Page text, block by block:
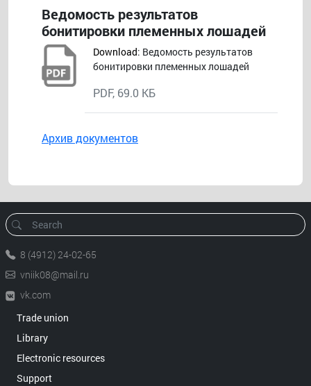
Ведомость результатов
бонитировки племенных лошадей
Download: Ведомость результатов
бонитировки племенных лошадей
PDF, 69.0 КБ
Архив документов
8 (4912) 24-02-65
vniik08@mail.ru
vk.com
Trade union
Library
Electronic resources
Support